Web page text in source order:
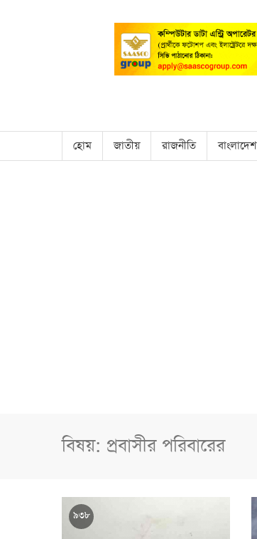
হোম জাতীয় রাজনীতি বাংলাদেশ
বিষয়: প্রবাসীর পরিবারের
৯৩৮